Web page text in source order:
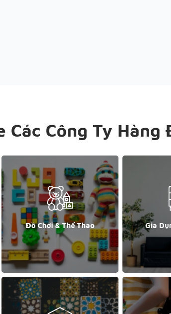
Các Công Ty Hàng
Đồ Chơi & Thể Thao Gia